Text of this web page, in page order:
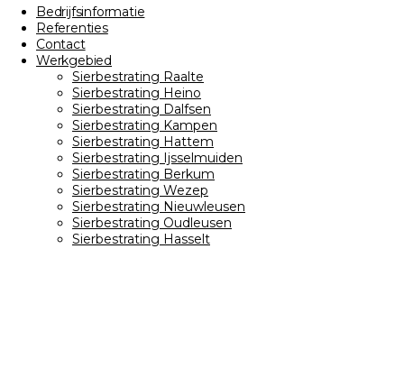
Bedrijfsinformatie
Referenties
Contact
Werkgebied
Sierbestrating Raalte
Sierbestrating Heino
Sierbestrating Dalfsen
Sierbestrating Kampen
Sierbestrating Hattem
Sierbestrating Ijsselmuiden
Sierbestrating Berkum
Sierbestrating Wezep
Sierbestrating Nieuwleusen
Sierbestrating Oudleusen
Sierbestrating Hasselt